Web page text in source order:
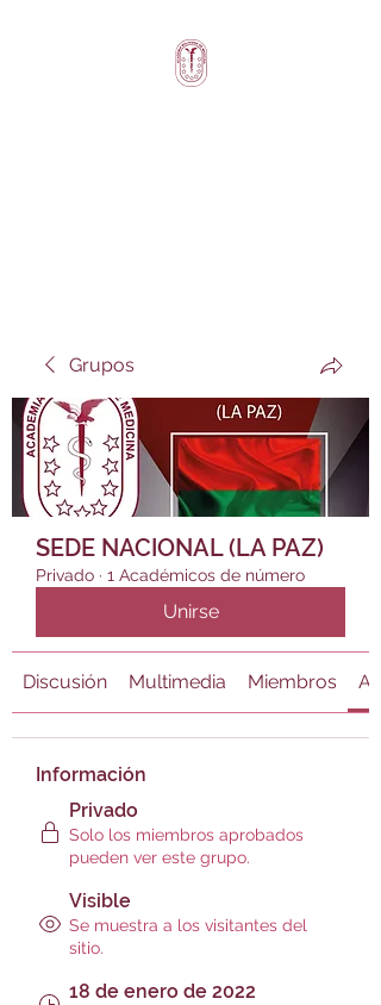
Grupos
SEDE NACIONAL (LA PAZ)
Privado · 1 Académicos de número
Unirse
Discusión Multimedia Miembros
Información
Privado
Solo los miembros aprobados
pueden ver este grupo.
Visible
Se muestra a los visitantes del
sitio.
18 de enero de 2022